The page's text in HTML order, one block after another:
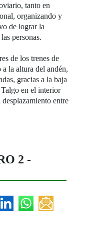
tanto en
organizando y
de lograr la
personas.
de los trenes de
la altura del andén,
gracias a la baja
en el interior
entre
2 -